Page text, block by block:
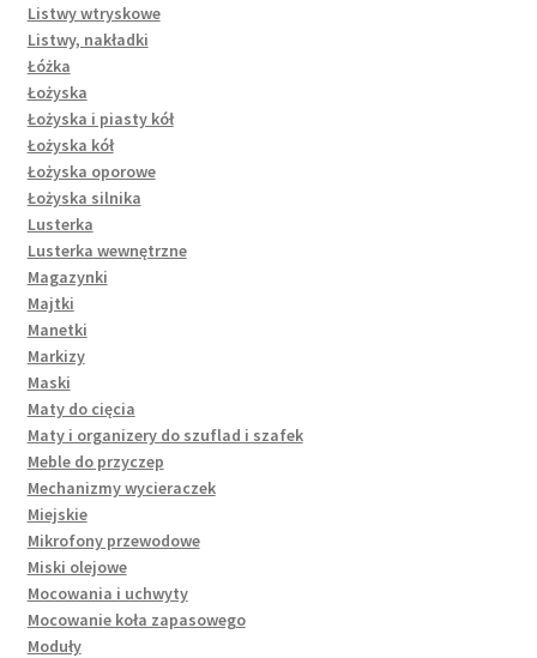
Listwy wtryskowe
Listwy, nakładki
Łóżka
Łożyska
Łożyska i piasty kół
Łożyska kół
Łożyska oporowe
Łożyska silnika
Lusterka
Lusterka wewnętrzne
Magazynki
Majtki
Manetki
Markizy
Maski
Maty do cięcia
Maty i organizery do szuflad i szafek
Meble do przyczep
Mechanizmy wycieraczek
Miejskie
Mikrofony przewodowe
Miski olejowe
Mocowania i uchwyty
Mocowanie koła zapasowego
Moduły